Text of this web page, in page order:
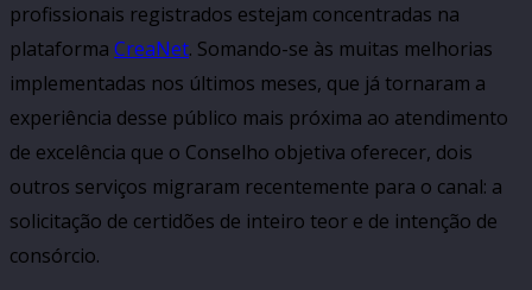
profissionais registrados estejam concentradas na
plataforma CreaNet. Somando-se às muitas melhorias
implementadas nos últimos meses, que já tornaram a
experiência desse público mais próxima ao atendimento
de excelência que o Conselho objetiva oferecer, dois
outros serviços migraram recentemente para o canal: a
solicitação de certidões de inteiro teor e de intenção de
consórcio.